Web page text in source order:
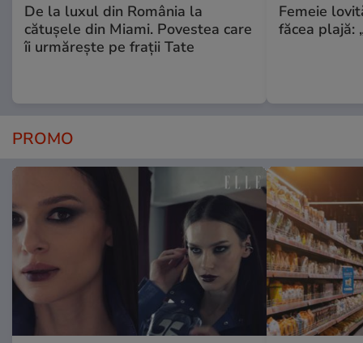
De la luxul din România la
cătușele din Miami. Povestea care
îi urmărește pe frații Tate
Femeie
făcea plajă:
PROMO